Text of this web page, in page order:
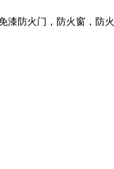
防火门，防火窗，防